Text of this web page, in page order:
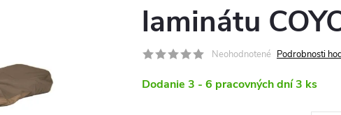
laminátu
Neohodnotené Podrobnosti
Dodanie 3 - 6 pracovných dní3 ks